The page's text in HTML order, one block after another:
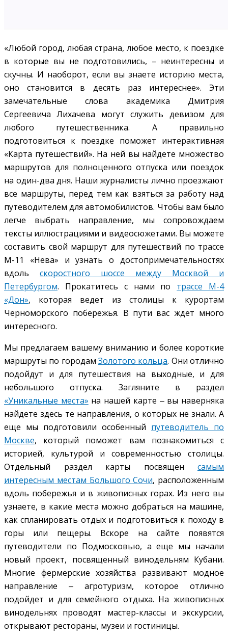
«Любой город, любая страна, любое место, к поездке
в которые вы не подготовились, – неинтересны и
скучны. И наоборот, если вы знаете историю места,
оно становится в десять раз интереснее». Эти
замечательные слова академика Дмитрия
Сергеевича Лихачева могут служить девизом для
любого путешественника. А правильно
подготовиться к поездке поможет интерактивная
«Карта путешествий». На ней вы найдете множество
маршрутов для полноценного отпуска или поездок
на один-два дня. Наши журналисты лично проезжают
все маршруты, перед тем как взяться за работу над
путеводителем для автомобилистов. Чтобы вам было
легче выбрать направление, мы сопровождаем
тексты иллюстрациями и видеосюжетами. Вы можете
составить свой маршрут для путешествий по трассе
М-11 «Нева» и узнать о достопримечательностях
вдоль скоростного шоссе между Москвой и
Петербургом. Прокатитесь с нами по трассе М-4
«Дон», которая ведет из столицы к курортам
Черноморского побережья. В пути вас ждет много
интересного.
Мы предлагаем вашему вниманию и более короткие
маршруты по городам Золотого кольца. Они отлично
подойдут и для путешествия на выходные, и для
небольшого отпуска. Загляните в раздел
«Уникальные места» на нашей карте ‒ вы наверняка
найдете здесь те направления, о которых не знали. А
еще мы подготовили особенный путеводитель по
Москве, который поможет вам познакомиться с
историей, культурой и современностью столицы.
Отдельный раздел карты посвящен самым
интересным местам Большого Сочи, расположенным
вдоль побережья и в живописных горах. Из него вы
узнаете, в какие места можно добраться на машине,
как спланировать отдых и подготовиться к походу в
горы или пещеры. Вскоре на сайте появятся
путеводители по Подмосковью, а еще мы начали
новый проект, посвященный винодельням Кубани.
Многие фермерские хозяйства развивают модное
направление ‒ агротуризм, которое отлично
подойдет и для семейного отдыха. На живописных
винодельнях проводят мастер-классы и экскурсии,
открывают рестораны, музеи и гостиницы.